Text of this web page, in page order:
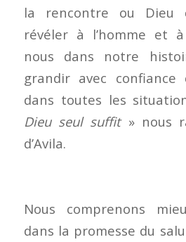
la rencontre ou Dieu
révéler à l’homme et
nous dans notre
grandir avec confiance
dans toutes les
Dieu seul suffit » nous
d’Avila.
Nous comprenons
dans la promesse du